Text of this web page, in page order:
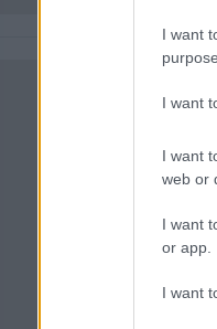
I want
I want
I want
web or
I want
or app.
I want
INDYCAR /
Nyolc
Bár a
nyert. Scott
immáron